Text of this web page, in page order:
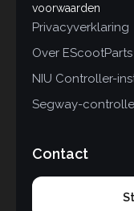
voorwaarden
Privacyverklaring
Over EScootParts
NIU Controller-
Segway-
Contact